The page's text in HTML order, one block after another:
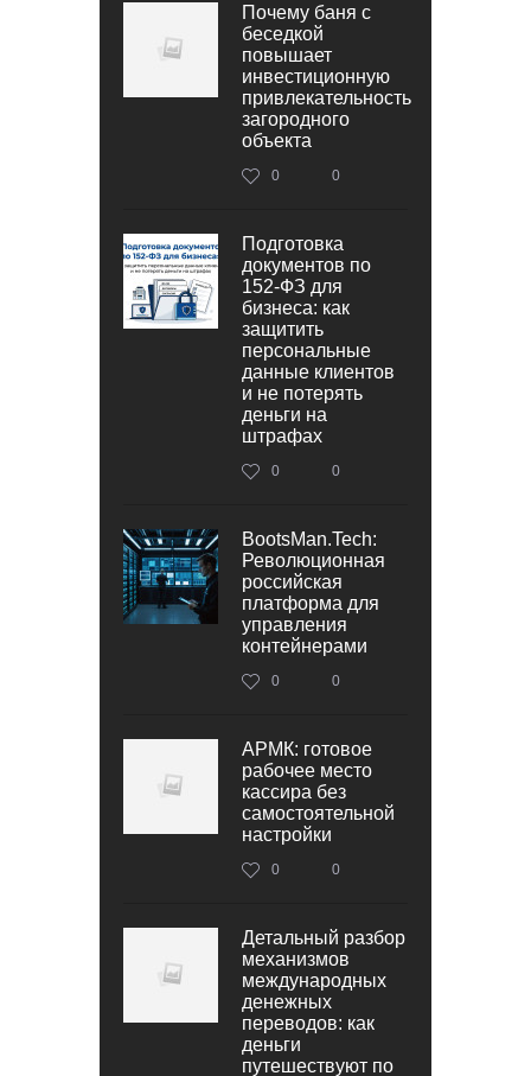
Почему баня с
беседкой
повышает
инвестиционную
привлекательность
загородного
объекта
0 0
Подготовка
документов по
152‑ФЗ для
бизнеса: как
защитить
персональные
данные клиентов
и не потерять
деньги на
штрафах
0 0
BootsMan.Tech:
Революционная
российская
платформа для
управления
контейнерами
0 0
АРМК: готовое
рабочее место
кассира без
самостоятельной
настройки
0 0
Детальный разбор
механизмов
международных
денежных
переводов: как
деньги
путешествуют по